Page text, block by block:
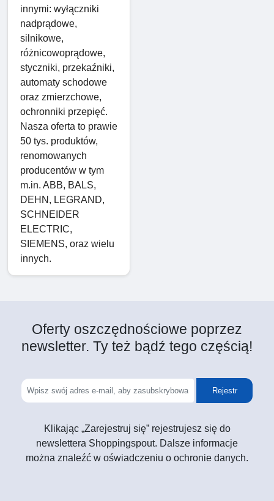
innymi: wyłączniki
nadprądowe,
silnikowe,
różnicowoprądowe,
styczniki, przekaźniki,
automaty schodowe
oraz zmierzchowe,
ochronniki przepięć.
Nasza oferta to prawie
50 tys. produktów,
renomowanych
producentów w tym
m.in. ABB, BALS,
DEHN, LEGRAND,
SCHNEIDER
ELECTRIC,
SIEMENS, oraz wielu
innych.
Oferty oszczędnościowe poprzez
newsletter. Ty też bądź tego częścią!
Rejestr
Klikając „Zarejestruj się” rejestrujesz się do
newslettera Shoppingspout. Dalsze informacje
można znaleźć w oświadczeniu o ochronie danych.